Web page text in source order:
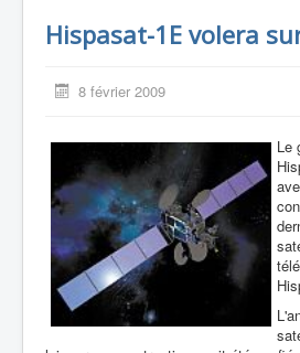
Hispasat-1E volera
8 février 2009
Le